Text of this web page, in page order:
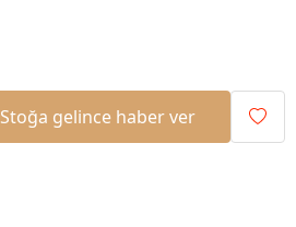
Stoğa gelince haber ver